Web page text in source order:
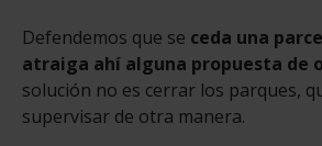
Defendemos que se ceda una
atraiga ahí alguna propuesta de
solución no es cerrar los parques,
supervisar de otra manera.